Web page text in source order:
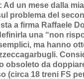
Ad un mese dalla
problema del
a firma Raffaele
una “non
ma hanno
obsoleto da
(circa 18 treni FS